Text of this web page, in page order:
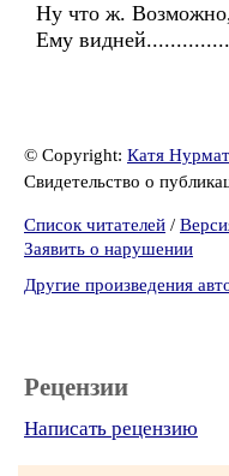
Ну что ж.
Ему
© Copyright: Катя
Свидетельство о
Список читателей /
Заявить о нарушении
Другие произведения
Рецензии
Написать рецензию